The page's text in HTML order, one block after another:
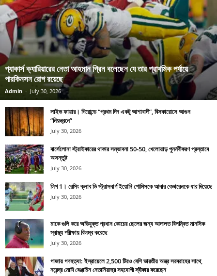
প্যাকার্স ক্যারিয়ারের নেতা আহমান গ্রিন বলেছেন যে তার প্রাথমিক পর্যায়ে
পারকিনসন রোগ রয়েছে
Admin - July 30, 2026
লাইভ ফায়ার। গিরোন্ডে “প্রথম দিন একটু আশাবাদী”, বিসকারোসে আগুন
“নিয়ন্ত্রনে”
July 30, 2026
বার্সেলোনা স্ট্রাইকারের থাকার সম্ভাবনা 50-50, খেলোয়াড় পুনর্নবীকরণ প্রস্তাবে
অসন্তুষ্ট
July 30, 2026
লিগ 1। রেসিং ক্লাব ডি স্ট্রাসবার্গ ইয়োনি গোমিসকে আবার বেভারেনকে ধার দিয়েছে
July 30, 2026
মাকে গুলি করে অভিযুক্ত প্রধান কোচের ছেলের জন্য আদালত বিলম্বিত মানসিক
স্বাস্থ্য পরীক্ষায় বিলম্ব করেছে
July 30, 2026
গাজায় গণহত্যা: ইস্রায়েলে 2,500 টিরও বেশি ভারতীয় অস্ত্র সরবরাহের সাথে,
নরেন্দ্র মোদি বেঞ্জামিন নেতানিয়াহুর সহযোগী স্বীকার করেছেন